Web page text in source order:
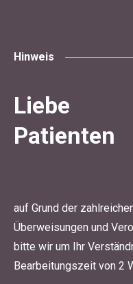
Hinweis
Liebe
Patienten
auf Grund der
Überweisungen und
bitte wir um Ihr
Bearbeitungszeit von 2